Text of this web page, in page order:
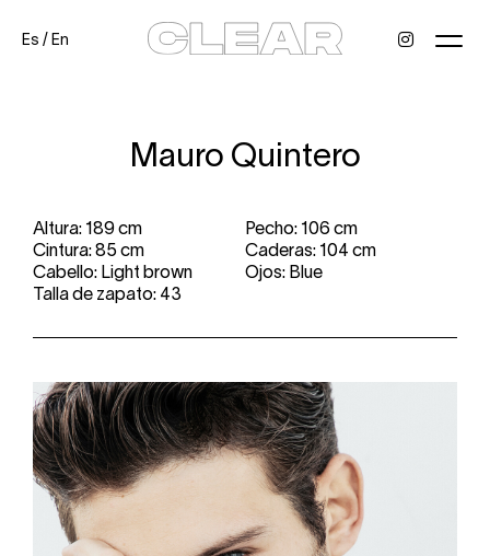
Es /En
Mauro Quintero
Altura: 189 cm
Pecho: 106 cm
Cintura: 85 cm
Caderas: 104 cm
Cabello: Light brown
Ojos: Blue
Talla de zapato: 43